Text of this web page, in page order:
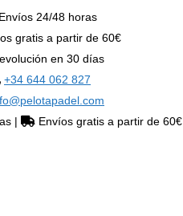
24/48 horas
gratis a partir de 60€
en 30 días
+34 644 062 827
|
Envíos gratis a partir de 60€